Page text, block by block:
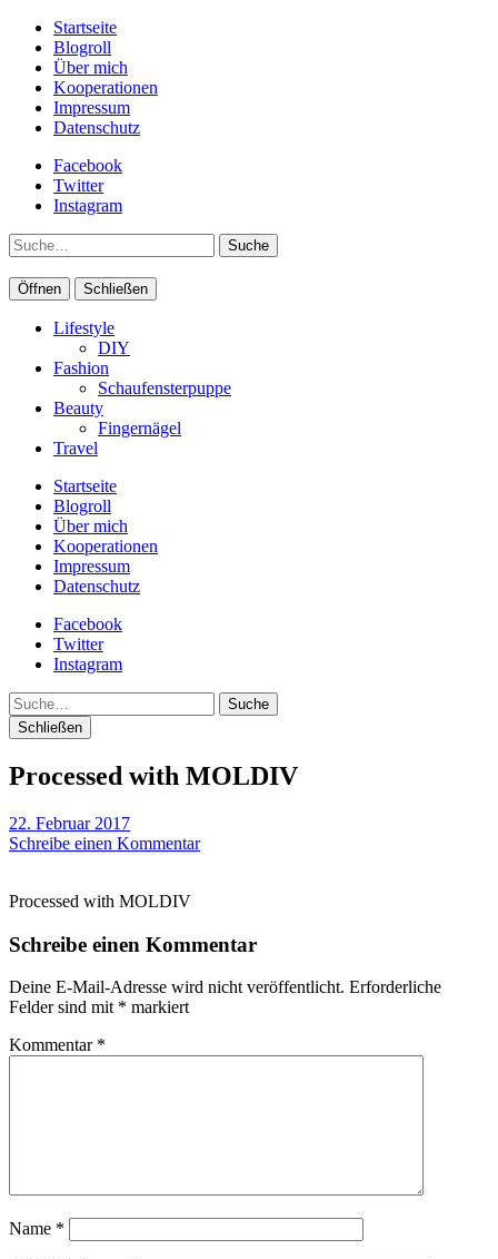
Startseite
Blogroll
Über mich
Kooperationen
Impressum
Datenschutz
Facebook
Twitter
Instagram
Suche
Öffnen Schließen
Lifestyle
DIY
Fashion
Schaufensterpuppe
Beauty
Fingernägel
Travel
Startseite
Blogroll
Über mich
Kooperationen
Impressum
Datenschutz
Facebook
Twitter
Instagram
Suche
Schließen
Processed with MOLDIV
22. Februar 2017
Schreibe einen Kommentar
Processed with MOLDIV
Schreibe einen Kommentar
Deine E-Mail-Adresse wird nicht veröffentlicht. Erforderliche
Felder sind mit * markiert
Kommentar *
Name *